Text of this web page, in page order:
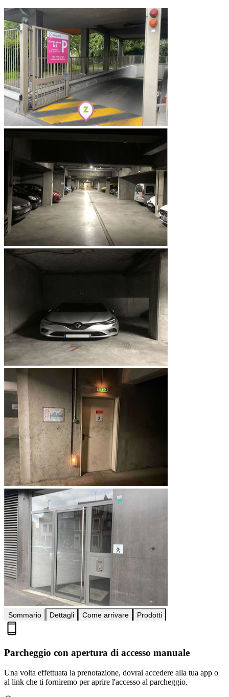
Sommario Dettagli Come arrivare Prodotti
Parcheggio con apertura di accesso manuale
Una volta effettuata la prenotazione, dovrai accedere alla tua app o
al link che ti forniremo per aprire l'accesso al parcheggio.